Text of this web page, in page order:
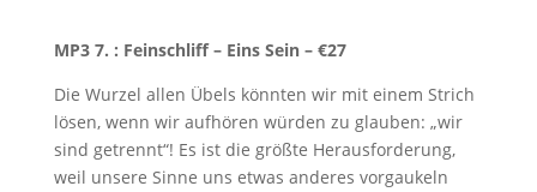
MP3 7. : Feinschliff – Eins Sein– €27
Die Wurzel allen Übels könnten wir mit einem Strich
lösen, wenn wir aufhören würden zu glauben: „wir
sind getrennt“! Es ist die größte Herausforderung,
weil unsere Sinne uns etwas anderes vorgaukeln